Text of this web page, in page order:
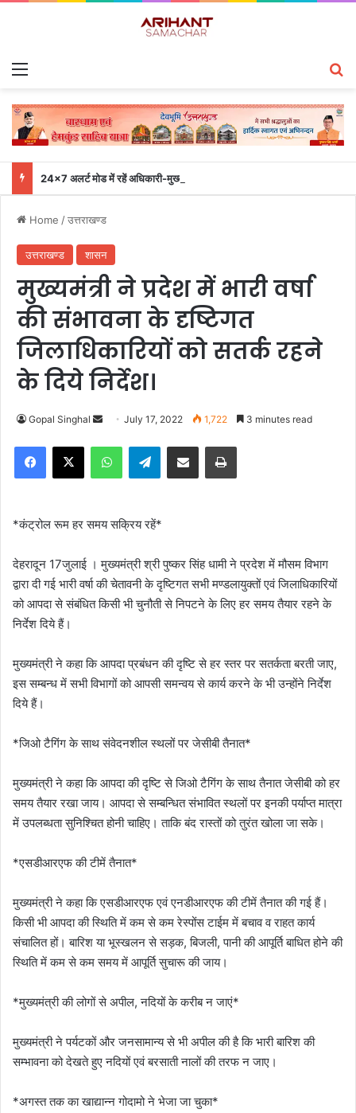
Home /उत्तराखण्ड
उत्तराखण्ड शासन
मुख्यमंत्री ने प्रदेश में भारी वर्षा
की संभावना के दृष्टिगत
जिलाधिकारियों को सतर्क रहने
के दिये निर्देश।
Gopal Singhal
n
d
a
i
l
July 17, 2022 1,722 3 minutes read
Telegram
*कंट्रोल रूम हर समय सक्रिय रहें*
देहरादून 17जुलाई । मुख्यमंत्री श्री पुष्कर सिंह धामी ने प्रदेश में मौसम विभाग
द्वारा दी गई भारी वर्षा की चेतावनी के दृष्टिगत सभी मण्डलायुक्तों एवं जिलाधिकारियों
को आपदा से संबंधित किसी भी चुनौती से निपटने के लिए हर समय तैयार रहने के
निर्देश दिये हैं।
मुख्यमंत्री ने कहा कि आपदा प्रबंधन की दृष्टि से हर स्तर पर सतर्कता बरती जाए,
इस सम्बन्ध में सभी विभागों को आपसी समन्वय से कार्य करने के भी उन्होंने निर्देश
दिये हैं।
*जिओ टैगिंग के साथ संवेदनशील स्थलों पर जेसीबी तैनात*
मुख्यमंत्री ने कहा कि आपदा की दृष्टि से जिओ टैगिंग के साथ तैनात जेसीबी को हर
समय तैयार रखा जाय। आपदा से सम्बन्धित संभावित स्थलों पर इनकी पर्याप्त मात्रा
में उपलब्धता सुनिश्चित होनी चाहिए। ताकि बंद रास्तों को तुरंत खोला जा सके।
*एसडीआरएफ की टीमें तैनात*
मुख्यमंत्री ने कहा कि एसडीआरएफ एवं एनडीआरएफ की टीमें तैनात की गई हैं।
किसी भी आपदा की स्थिति में कम से कम रेस्पोंस टाईम में बचाव व राहत कार्य
संचालित हों। बारिश या भूस्खलन से सड़क, बिजली, पानी की आपूर्ति बाधित होने की
स्थिति में कम से कम समय में आपूर्ति सुचारू की जाय।
*मुख्यमंत्री की लोगों से अपील, नदियों के करीब न जाएं*
मुख्यमंत्री ने पर्यटकों और जनसामान्य से भी अपील की है कि भारी बारिश की
सम्भावना को देखते हुए नदियों एवं बरसाती नालों की तरफ न जाए।
*अगस्त तक का खाद्यान्न गोदामो ने भेजा जा चुका*